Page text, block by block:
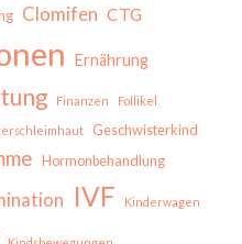
Clomifen CTG
Ernährung
Finanzen Follikel
Geschwisterkind
Hormonbehandlung
IVF Kinderwagen